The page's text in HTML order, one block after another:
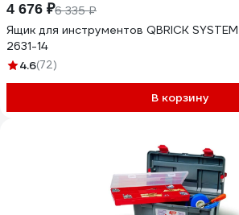
4 676 ₽6 335 ₽
Ящик для инструментов QBRICK
2631-14
4.6(72)
В корзину